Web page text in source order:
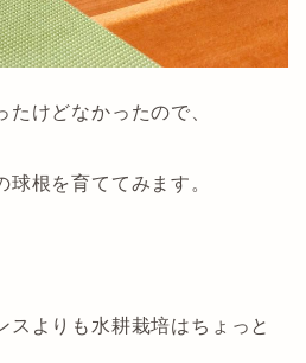
たけどなかったので、
根を育ててみます。
スよりも水耕栽培はちょっと